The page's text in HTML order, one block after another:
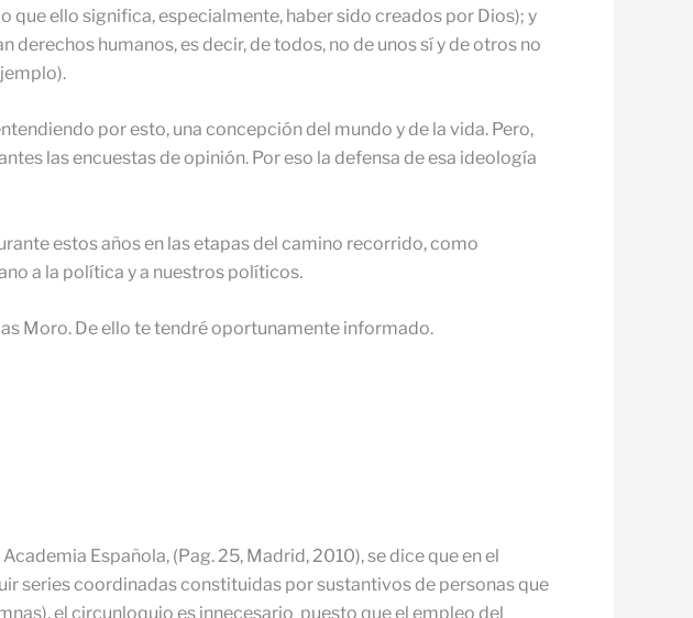
que ello significa, especialmente, haber sido creados por Dios); y
humanos, es decir, de todos, no de unos sí y de otros no
por esto, una concepción del mundo y de la vida. Pero,
las encuestas de opinión. Por eso la defensa de esa ideología
estos años en las etapas del camino recorrido, como
a la política y a nuestros políticos.
Moro. De ello te tendré oportunamente informado.
Española, (Pag. 25, Madrid, 2010), se dice que en el
series coordinadas constituidas por sustantivos de personas que
el circunloquio es innecesario puesto que el empleo del